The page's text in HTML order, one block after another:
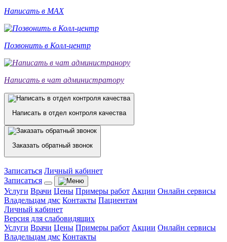
Написать в MAX
Позвонить в Колл-центр
Написать в чат администратору
Написать в отдел контроля качества
Заказать обратный звонок
Записаться Личный кабинет
Записаться
Услуги Врачи Цены Примеры работ Акции Онлайн сервисы
Владельцам дмс Контакты Пациентам
Личный кабинет
Версия для слабовидящих
Услуги Врачи Цены Примеры работ Акции Онлайн сервисы
Владельцам дмс Контакты